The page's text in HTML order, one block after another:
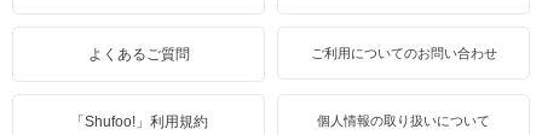
よくあるご質問 ご利用についてのお問い合わせ
「Shufoo!」利用規約 個人情報の取り扱いについて